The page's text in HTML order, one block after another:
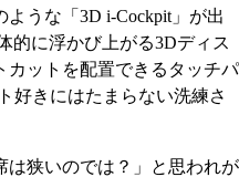
うな「3D i-Cockpit」が出
的に浮かび上がる3Dディス
カットを配置できるタッチパ
好きにはたまらない洗練さ
は狭いのでは？」と思われが